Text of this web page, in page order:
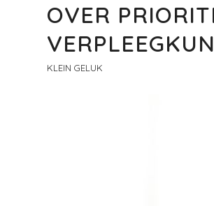
OVER
KLEIN GELUK